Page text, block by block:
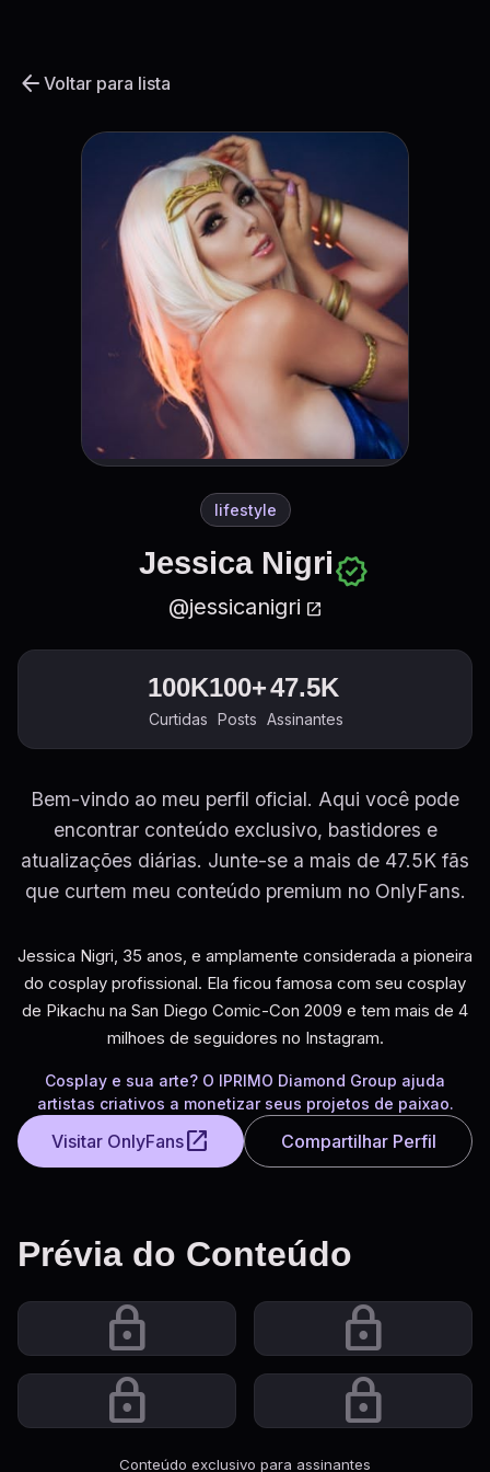
arrow_back Voltar para lista
lifestyle
Jessica Nigriverified
@jessicanigri open_in_new
100K
Curtidas
100+
Posts
47.5K
Assinantes
Bem-vindo ao meu perfil oficial. Aqui você pode
encontrar conteúdo exclusivo, bastidores e
atualizações diárias. Junte-se a mais de 47.5K fãs
que curtem meu conteúdo premium no OnlyFans.
Jessica Nigri, 35 anos, e amplamente considerada a pioneira
do cosplay profissional. Ela ficou famosa com seu cosplay
de Pikachu na San Diego Comic-Con 2009 e tem mais de 4
milhoes de seguidores no Instagram.
Cosplay e sua arte? O IPRIMO Diamond Group ajuda
artistas criativos a monetizar seus projetos de paixao.
Visitar OnlyFansopen_in_new Compartilhar Perfil
Prévia do Conteúdo
lock
lock
lock
lock
Conteúdo exclusivo para assinantes